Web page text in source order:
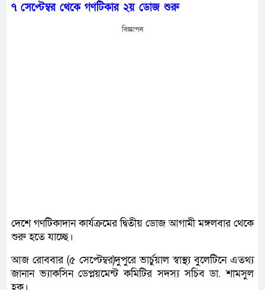
৭ সেপ্টেম্বর থেকে গণটিকার ২য় ডোজ শুরু
বিজ্ঞাপন
দেশে গণটিকাদান কার্যক্রমের দ্বিতীয় ডোজ আগামী মঙ্গলবার থেকে
শুরু হতে যাচ্ছে।
আজ রোববার (৫ সেপ্টেম্বর)দুপুরে ভার্চুয়াল স্বাস্থ্য বুলেটিনে এতথ্য
জানান ভ্যাকসিন ডেপ্লয়মেন্ট কমিটির সদস্য সচিব ডা. শামসুল